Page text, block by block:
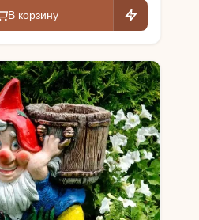
В корзину